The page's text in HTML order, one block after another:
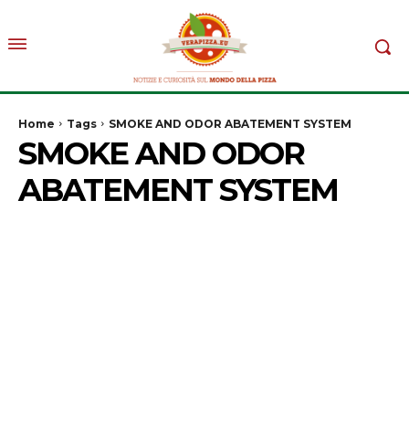
Home Tags SMOKE AND ODOR ABATEMENT SYSTEM
SMOKE AND ODOR
ABATEMENT SYSTEM